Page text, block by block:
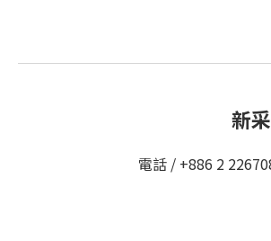
新
電話 / +886 2